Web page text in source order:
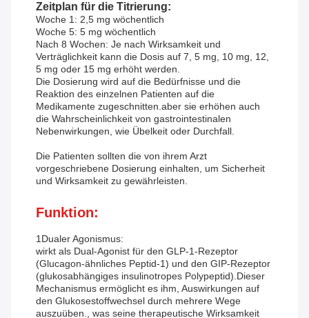
Zeitplan für die Titrierung:
Woche 1: 2,5 mg wöchentlich
Woche 5: 5 mg wöchentlich
Nach 8 Wochen: Je nach Wirksamkeit und
Verträglichkeit kann die Dosis auf 7, 5 mg, 10 mg, 12,
5 mg oder 15 mg erhöht werden.
Die Dosierung wird auf die Bedürfnisse und die
Reaktion des einzelnen Patienten auf die
Medikamente zugeschnitten.aber sie erhöhen auch
die Wahrscheinlichkeit von gastrointestinalen
Nebenwirkungen, wie Übelkeit oder Durchfall.
Die Patienten sollten die von ihrem Arzt
vorgeschriebene Dosierung einhalten, um Sicherheit
und Wirksamkeit zu gewährleisten.
Funktion:
1Dualer Agonismus:
wirkt als Dual-Agonist für den GLP-1-Rezeptor
(Glucagon-ähnliches Peptid-1) und den GIP-Rezeptor
(glukosabhängiges insulinotropes Polypeptid).Dieser
Mechanismus ermöglicht es ihm, Auswirkungen auf
den Glukosestoffwechsel durch mehrere Wege
auszuüben., was seine therapeutische Wirksamkeit